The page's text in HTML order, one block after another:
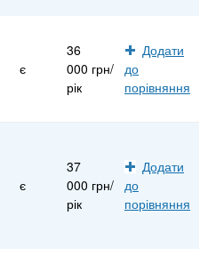
є
36
000 грн/
рік
Додати
до
порівняння
є
37
000 грн/
рік
Додати
до
порівняння